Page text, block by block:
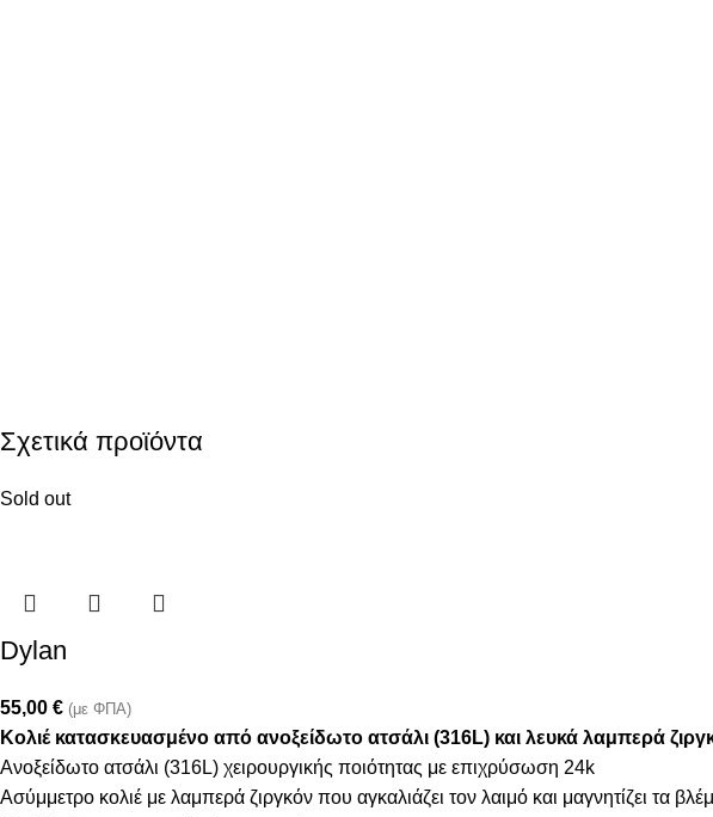
Σχετικά προϊόντα
Sold out
Dylan
55,00 € (με ΦΠΑ)
Κολιέ κατασκευασμένο από ανοξείδωτο ατσάλι (316L) και λευκά λαμπερά
Ανοξείδωτο ατσάλι (316L) χειρουργικής ποιότητας με επιχρύσωση 24k
Ασύμμετρο κολιέ με λαμπερά ζιργκόν που αγκαλιάζει τον λαιμό και μαγνητίζει τα